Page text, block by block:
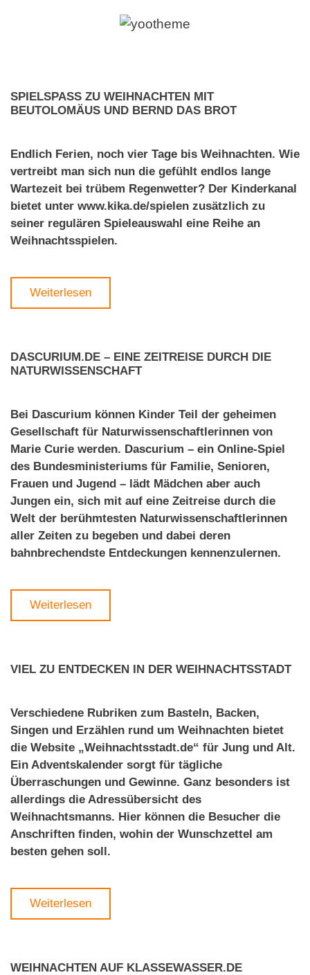
SPIELSPASS ZU WEIHNACHTEN MIT B
EUTOLOMÄUS UND BERND DAS BROT
Endlich Ferien, noch vier Tage bis Weihnachten. Wie
vertreibt man sich nun die gefühlt endlos lange
Wartezeit bei trübem Regenwetter? Der Kinderkanal
bietet unter www.kika.de/spielen zusätzlich zu
seiner regulären Spieleauswahl eine Reihe an
Weihnachtsspielen.
Weiterlesen
DASCURIUM.DE – EINE ZEITREISE DURCH DIE
NATURWISSENSCHAFT
Bei Dascurium können Kinder Teil der geheimen
Gesellschaft für Naturwissenschaftlerinnen von
Marie Curie werden. Dascurium – ein Online-Spiel
des Bundesministeriums für Familie, Senioren,
Frauen und Jugend – lädt Mädchen aber auch
Jungen ein, sich mit auf eine Zeitreise durch die
Welt der berühmtesten Naturwissenschaftlerinnen
aller Zeiten zu begeben und dabei deren
bahnbrechendste Entdeckungen kennenzulernen.
Weiterlesen
VIEL ZU ENTDECKEN IN DER WEIHNACHTSSTADT
Verschiedene Rubriken zum Basteln, Backen,
Singen und Erzählen rund um Weihnachten bietet
die Website „Weihnachtsstadt.de“ für Jung und Alt.
Ein Adventskalender sorgt für tägliche
Überraschungen und Gewinne. Ganz besonders ist
allerdings die Adressübersicht des
Weihnachtsmanns. Hier können die Besucher die
Anschriften finden, wohin der Wunschzettel am
besten gehen soll.
Weiterlesen
WEIHNACHTEN AUF KLASSEWASSER.DE